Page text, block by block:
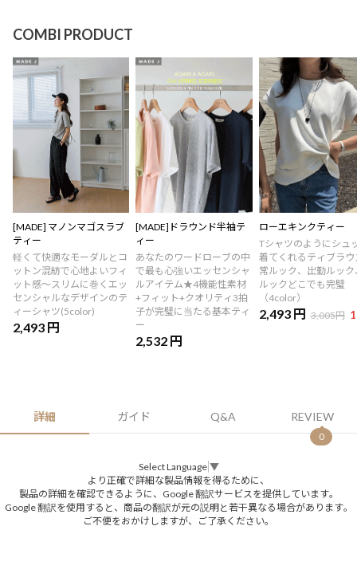
COMBI PRODUCT
[MADE] マノンマゴスラブ
ティー
軽くて快適なモーダルとコ
ットン混紡で心地よいフィ
ット感～スリムに巻くエッ
センシャルなデザインのテ
ィーシャツ(5color)
2,493 円
[MADE]ドラウンド半袖テ
ィー
あなたのワードローブの中
で最も心強いエッセンシャ
ルアイテム★4機能性素材
+フィット+クオリティ3拍
子が完璧に当たる基本ティ
ー
2,532 円
ローエキンクティー
Tシャツのようにシュ
着てくれるティブラウ
常ルック、出勤ルック
ルックどこでも完璧
（4color）
2,493 円 3,005円
詳細 ガイド Q&A REVIEW
0
Select Language ▼
より正確で詳細な製品情報を得るために、
製品の詳細を確認できるように、Google 翻訳サービスを提供しています。
Google 翻訳を使用すると、商品の翻訳が元の説明と若干異なる場合があります。
ご不便をおかけしますが、ご了承ください。